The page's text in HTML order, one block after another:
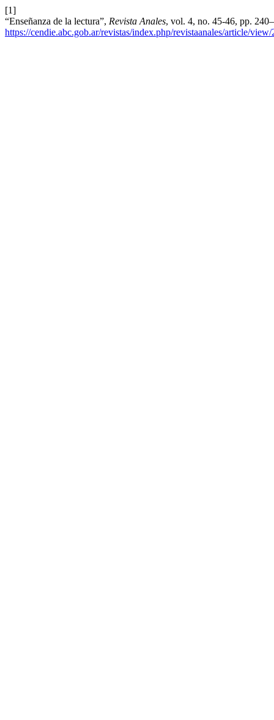
[1]
“Enseñanza de la lectura”, Revista Anales, vol. 4, no. 45-46, pp.
https://cendie.abc.gob.ar/revistas/index.php/revistaanales/article/view/